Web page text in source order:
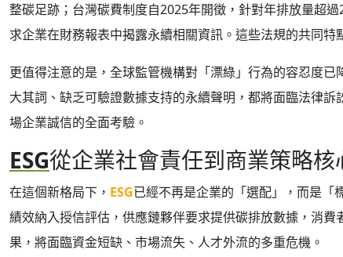
整碳足跡；台灣碳費制度自2025年開徵，針對年排放量超
求企業在財務報表中揭露永續相關資訊。這些法規的共同特
更值得注意的是，全球監管機構對「漂綠」行為的容忍度
大其詞、缺乏可驗證數據支持的永續聲明，都將面臨法律
場企業誠信的全面考驗。
ESG從企業社會責任到商業策略核
在這個新格局下， ESG已經不再是企業的「選配」，而是「
績效納入授信評估，供應鏈夥伴要求提供碳排放數據，消
果，將面臨資金短缺、市場流失、人才外流的多重危機。